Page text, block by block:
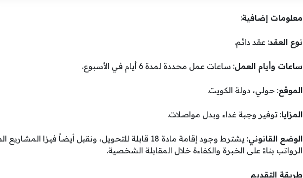
معلومات إضافية:
نوع العقد: عقد دائم.
ساعات وأيام العمل: ساعات عمل محددة لمدة 6 أيام في الأسبوع.
الموقع: حولي، دولة الكويت.
المزايا: توفير وجبة غداء وبدل مواصلات.
الوضع القانوني: يشترط وجود إقامة مادة 18 قابلة للتحويل، ونقبل أيضاً فيزا المشاريع الصغيرة.
الرواتب بناءً على الخبرة والكفاءة خلال المقابلة الشخصية.
طريقة التقديم